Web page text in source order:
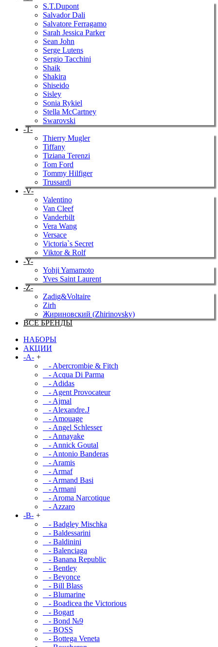
S.T.Dupont
Salvador Dali
Salvatore Ferragamo
Sarah Jessica Parker
Sean John
Serge Lutens
Sergio Tacchini
Shaik
Shakira
Shiseido
Sisley
Sonia Rykiel
Stella McCartney
Swarovski
-T-
Thierry Mugler
Tiffany
Tiziana Terenzi
Tom Ford
Tommy Hilfiger
Trussardi
-V-
Valentino
Van Cleef
Vanderbilt
Vera Wang
Versace
Victoria`s Secret
Viktor & Rolf
-Y-
Yohji Yamamoto
Yves Saint Laurent
-Z-
Zadig&Voltaire
Zirh
Жириновский (Zhirinovsky)
ВСЕ БРЕНДЫ
НАБОРЫ
АКЦИИ
-A- +
- Abercrombie & Fitch
- Acqua Di Parma
- Adidas
- Agent Provocateur
- Ajmal
- Alexandre.J
- Amouage
- Angel Schlesser
- Annayake
- Annick Goutal
- Antonio Banderas
- Aramis
- Armaf
- Armand Basi
- Armani
- Aroma Narcotique
- Azzaro
-B- +
- Badgley Mischka
- Baldessarini
- Baldinini
- Balenciaga
- Banana Republic
- Bentley
- Beyonce
- Bill Blass
- Blumarine
- Boadicea the Victorious
- Bogart
- Bond №9
- BOSS
- Bottega Veneta